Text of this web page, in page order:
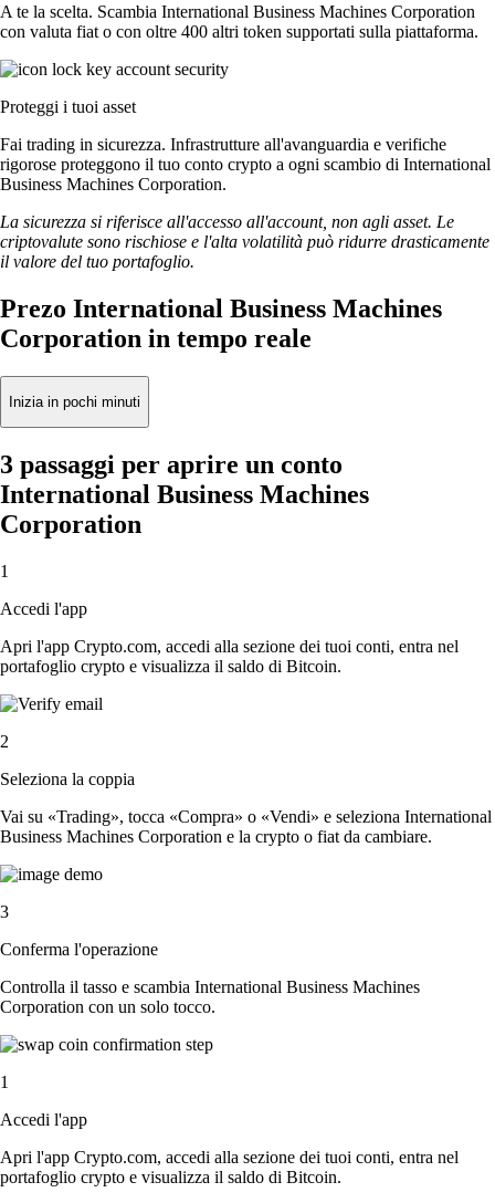
A te la scelta. Scambia International Business Machines Corporation
con valuta fiat o con oltre 400 altri token supportati sulla piattaforma.
Proteggi i tuoi asset
Fai trading in sicurezza. Infrastrutture all'avanguardia e verifiche
rigorose proteggono il tuo conto crypto a ogni scambio di International
Business Machines Corporation.
La sicurezza si riferisce all'accesso all'account, non agli asset. Le
criptovalute sono rischiose e l'alta volatilità può ridurre drasticamente
il valore del tuo portafoglio.
Prezo International Business Machines
Corporation in tempo reale
Inizia in pochi minuti
3 passaggi per aprire un conto
International Business Machines
Corporation
1
Accedi l'app
Apri l'app Crypto.com, accedi alla sezione dei tuoi conti, entra nel
portafoglio crypto e visualizza il saldo di Bitcoin.
2
Seleziona la coppia
Vai su «Trading», tocca «Compra» o «Vendi» e seleziona International
Business Machines Corporation e la crypto o fiat da cambiare.
3
Conferma l'operazione
Controlla il tasso e scambia International Business Machines
Corporation con un solo tocco.
1
Accedi l'app
Apri l'app Crypto.com, accedi alla sezione dei tuoi conti, entra nel
portafoglio crypto e visualizza il saldo di Bitcoin.